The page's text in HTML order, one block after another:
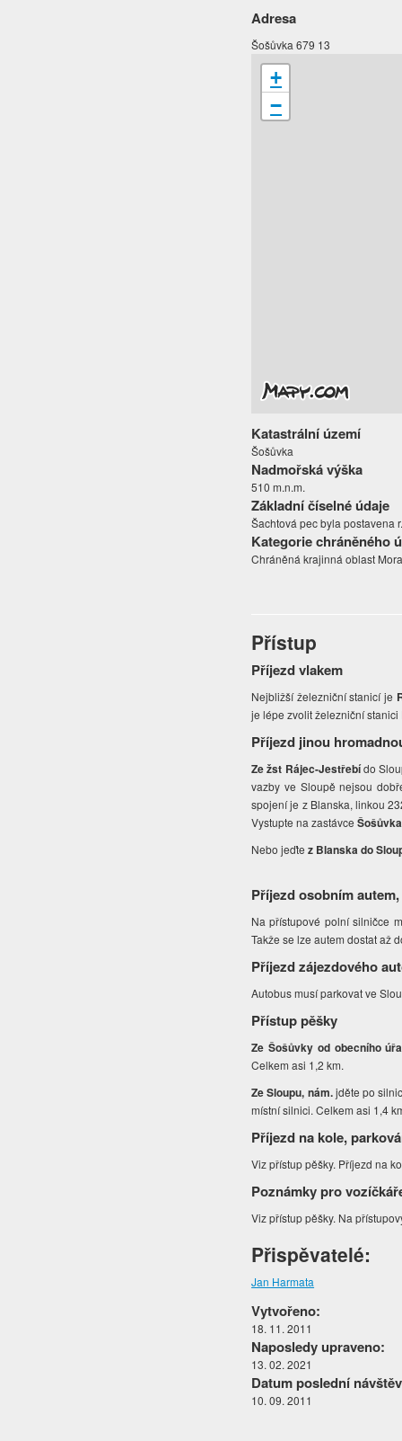
Adresa
Šošůvka 679 13
+
−
Katastrální území
Šošůvka
Nadmořská výška
510 m.n.m.
Základní číselné údaje
Šachtová pec byla postavena
Kategorie chráněného
Chráněná krajinná oblast
Přístup
Příjezd vlakem
Nejbližší železniční stanicí je
je lépe zvolit železniční stanici
Příjezd jinou
Ze žst Rájec-Jestřebído
vazby ve Sloupě nejsou
spojení je z Blanska, linkou
Vystupte na zastávce
Nebo jeďtez Blanskado
Příjezd osobním
Na přístupové polní silničce
Takže se lze autem dostat až
Příjezd zájezdového
Autobus musí parkovat ve
Přístup pěšky
Ze Šošůvky od obecního
Celkem asi 1,2 km.
Ze Sloupu, nám.jděte po
místní silnici. Celkem asi 1,4
Příjezd na kole,
Viz přístup pěšky. Příjezd na
Poznámky pro
Viz přístup pěšky. Na
Přispěvatelé:
Jan Harmata
Vytvořeno:
18. 11. 2011
Naposledy upraveno:
13. 02. 2021
Datum poslední
10. 09. 2011